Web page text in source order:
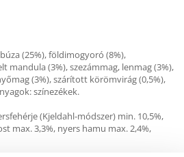
(25%), földimogyoró (8%),
mandula (3%), szezámmag, lenmag (3%),
(3%), szárított körömvirág (0,5%),
színezékek.
(Kjeldahl-módszer) min. 10,5%,
max. 3,3%, nyers hamu max. 2,4%,